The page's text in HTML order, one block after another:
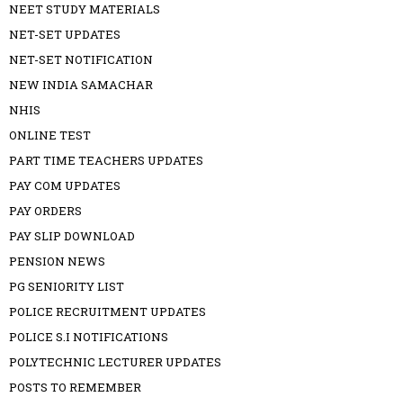
NEET STUDY MATERIALS
NET-SET UPDATES
NET-SET NOTIFICATION
NEW INDIA SAMACHAR
NHIS
ONLINE TEST
PART TIME TEACHERS UPDATES
PAY COM UPDATES
PAY ORDERS
PAY SLIP DOWNLOAD
PENSION NEWS
PG SENIORITY LIST
POLICE RECRUITMENT UPDATES
POLICE S.I NOTIFICATIONS
POLYTECHNIC LECTURER UPDATES
POSTS TO REMEMBER